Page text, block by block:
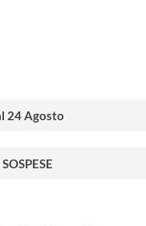
24 Agosto